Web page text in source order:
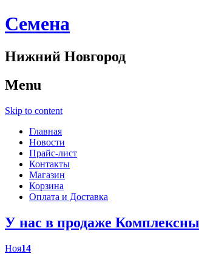
Cемена
Нижний Новгород
Menu
Skip to content
Главная
Новости
Прайс-лист
Контакты
Магазин
Корзина
Оплата и Доставка
У нас в продаже
Ноя14